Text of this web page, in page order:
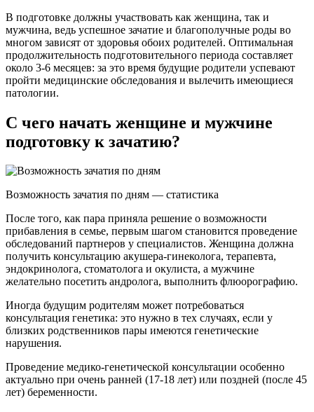
В подготовке должны участвовать как женщина, так и
мужчина, ведь успешное зачатие и благополучные роды во
многом зависят от здоровья обоих родителей. Оптимальная
продолжительность подготовительного периода составляет
около 3-6 месяцев: за это время будущие родители успевают
пройти медицинские обследования и вылечить имеющиеся
патологии.
С чего начать женщине и мужчине
подготовку к зачатию?
Возможность зачатия по дням — статистика
После того, как пара приняла решение о возможности
прибавления в семье, первым шагом становится проведение
обследований партнеров у специалистов. Женщина должна
получить консультацию акушера-гинеколога, терапевта,
эндокринолога, стоматолога и окулиста, а мужчине
желательно посетить андролога, выполнить флюорографию.
Иногда будущим родителям может потребоваться
консультация генетика: это нужно в тех случаях, если у
близких родственников пары имеются генетические
нарушения.
Проведение медико-генетической консультации особенно
актуально при очень ранней (17-18 лет) или поздней (после 45
лет) беременности.